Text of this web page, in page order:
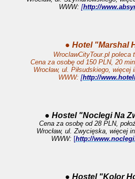
WWW: [http://
● Hotel "Marshal
WroclawCityTour.pl poleca
Cena za osobę od 150 PLN, 20
Wrocław, ul. Piłsudskiego,
WWW: [http://
● Hostel "Noclegi Na
Cena za osobę od 28 PLN,
Wrocław, ul. Zwycięska, więcej
WWW: [http://
● Hostel "Kolor